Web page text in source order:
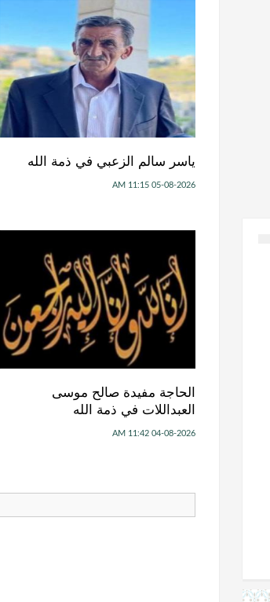
ياسر سالم الزعبي في ذمة الله
05-08-2026 11:15 AM
الحاجة مفيدة صالح موسى
العبداللات في ذمة الله
04-08-2026 11:42 AM